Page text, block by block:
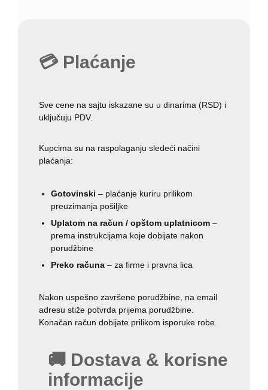
💳 Plaćanje
Sve cene na sajtu iskazane su u dinarima (RSD) i
uključuju PDV.
Kupcima su na raspolaganju sledeći načini
plaćanja:
Gotovinski – plaćanje kuriru prilikom
preuzimanja pošiljke
Uplatom na račun / opštom uplatnicom–
prema instrukcijama koje dobijate nakon
porudžbine
Preko računa– za firme i pravna lica
Nakon uspešno završene porudžbine, na email
adresu stiže potvrda prijema porudžbine.
Konačan račun dobijate prilikom isporuke robe.
🚚 Dostava & korisne
informacije